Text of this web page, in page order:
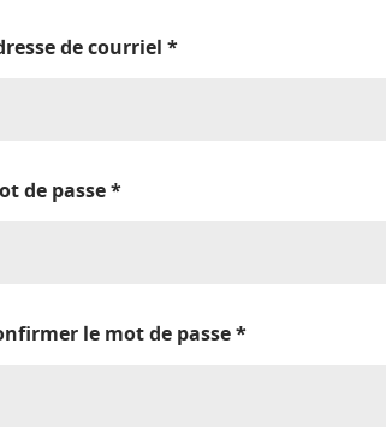
de courriel *
de passe*
le mot de passe*